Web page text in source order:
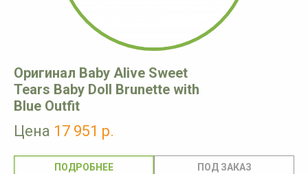
Оригинал Baby Alive Sweet
Tears Baby Doll Brunette with
Blue Outfit
Цена 17 951 р.
ПОДРОБНЕЕ